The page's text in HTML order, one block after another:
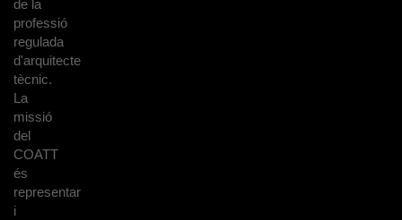
de la
professió
regulada
d'arquitecte
tècnic.
La
missió
del
COATT
és
representar
i